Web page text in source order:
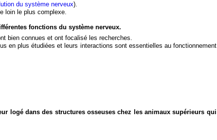
du système nerveux).
loin le plus complexe.
fonctions du système nerveux.
bien connues et ont focalisé les recherches.
en plus étudiées et leurs interactions sont essentielles au fonctionnement
logé dans des structures osseuses chez les animaux supérieurs qui